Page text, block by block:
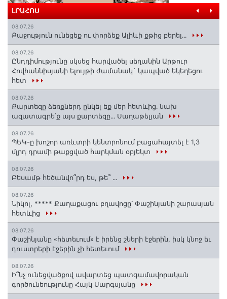
ԼՐԱՀՈՍ
08.07.26
Քաջություն ունեցեք ու փորձեք Ալիևի քթից բերել․․․
08.07.26
Ընդդիմությունը սկսեց հարվածել սեղանին Արթուր
Հովհաննիսյանի ելույթի ժամանակ` կապված եկեղեցու
հետ
08.07.26
Քարտեզը ձեռքներդ ընկել եք մեր հետևից․ նախ
ազատագրե՛ք այս քարտեզը․․․ Սաղաթելյան
08.07.26
ՊԵԿ-ը խոշոր առևտրի կենտրոնում բացահայտել է 1,3
մլրդ դրամի թաքցված հարկման օբյեկտ
08.07.26
Բեսամթ հեծանվո՞րդ ես, թե՞ ․․․
08.07.26
Նիկոլ, ***** Քաղաքացու բղավոցը՝ Փաշինյանի շարասյան
հետևից
08.07.26
Փաշինյանը «հետեւում» է իրենց շների էջերին, իսկ կնոջ եւ
դուստրերի էջերին չի հետեւում
08.07.26
Ի՞նչ ունեցվածքով ավարտեց պատգամավորական
գործունեությունը Հայկ Սարգսյանը